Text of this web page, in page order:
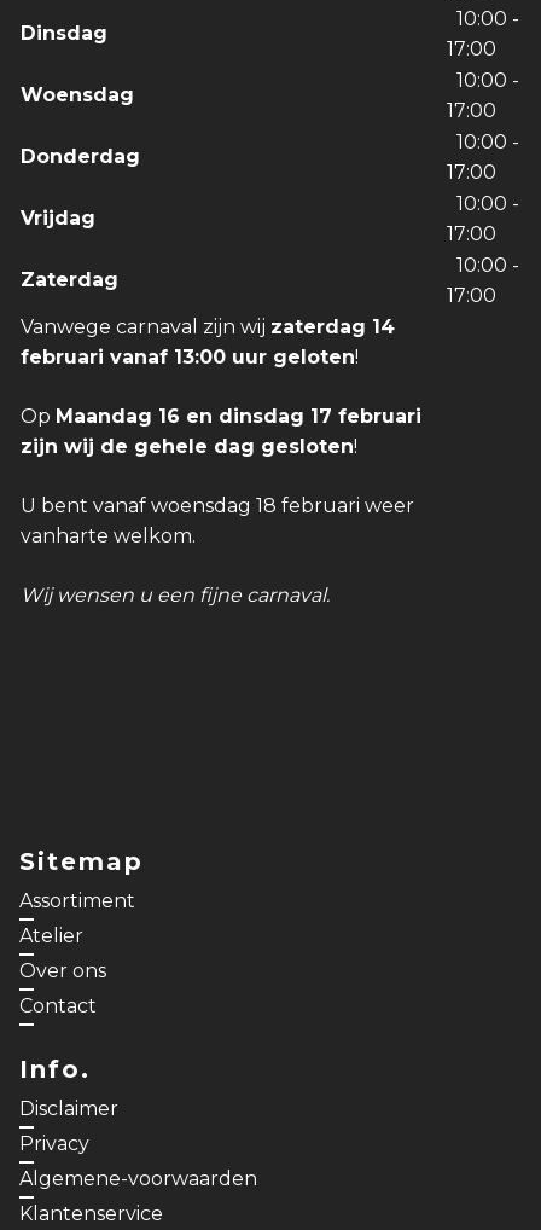
Dinsdag
10:00 -
17:00
Woensdag
10:00 -
17:00
Donderdag
10:00 -
17:00
Vrijdag
10:00 -
17:00
Zaterdag
10:00 -
17:00
Vanwege carnaval zijn wij zaterdag 14
februari vanaf 13:00 uur geloten!
Op Maandag 16 en dinsdag 17 februari
zijn wij de gehele dag gesloten!
U bent vanaf woensdag 18 februari weer
vanharte welkom.
Wij wensen u een fijne carnaval.
Sitemap
Assortiment
Atelier
Over ons
Contact
Info.
Disclaimer
Privacy
Algemene-voorwaarden
Klantenservice